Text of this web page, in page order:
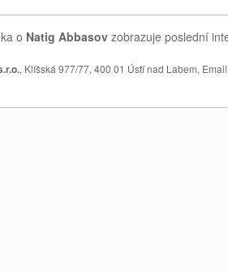
o Natig Abbasov zobrazuje poslední
, Klíšská 977/77, 400 01 Ústí nad Labem,